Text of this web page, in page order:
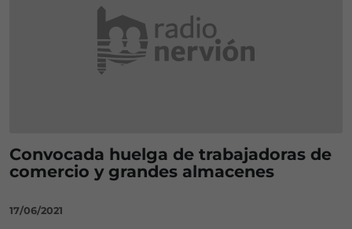
Convocada huelga de trabajadoras de
comercio y grandes almacenes
17/06/2021